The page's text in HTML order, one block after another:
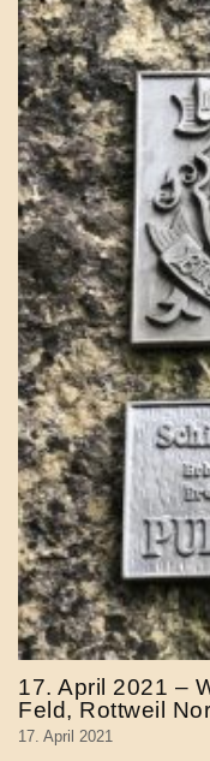
17. April 2021 –
Feld, Rottweil
17. April 2021